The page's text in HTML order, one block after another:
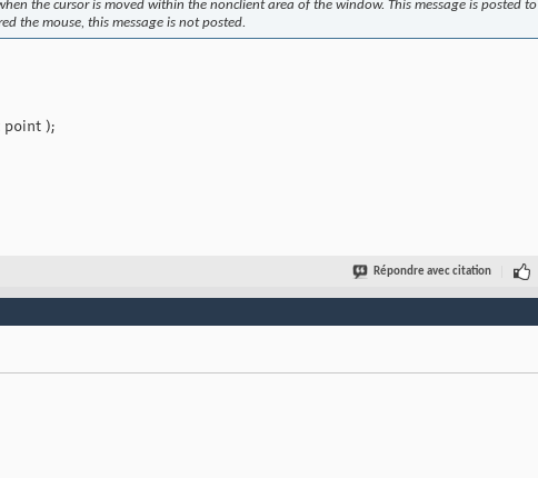
the cursor is moved within the nonclient area of the window. This message is posted to
the mouse, this message is not posted.
point );
Répondre avec citation